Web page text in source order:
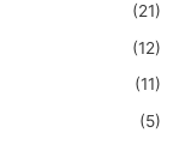
(21)
(12)
(11)
(5)